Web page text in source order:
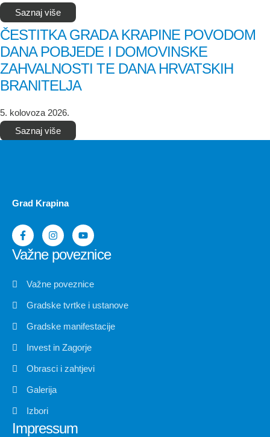
Saznaj više
ČESTITKA GRADA KRAPINE POVODOM
DANA POBJEDE I DOMOVINSKE
ZAHVALNOSTI TE DANA HRVATSKIH
BRANITELJA
5. kolovoza 2026.
Saznaj više
Grad Krapina
Važne poveznice
Važne poveznice
Gradske tvrtke i ustanove
Gradske manifestacije
Invest in Zagorje
Obrasci i zahtjevi
Galerija
Izbori
Impressum